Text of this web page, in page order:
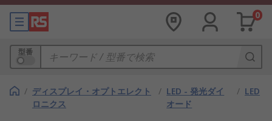
0
型番
/ ディスプレイ・オプトエレクト
ロニクス
/ LED - 発光ダイ
オード
/ LED